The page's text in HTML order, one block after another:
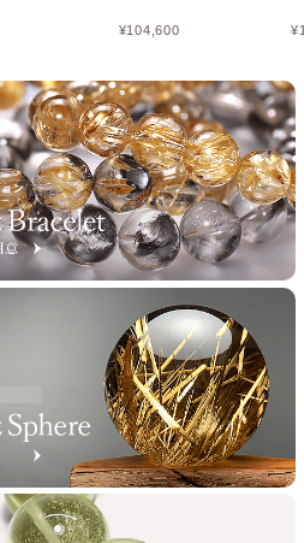
¥104,600 ¥